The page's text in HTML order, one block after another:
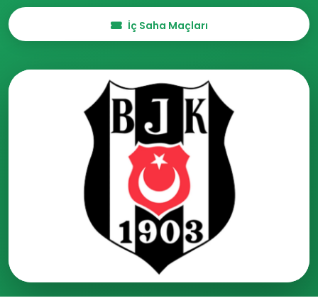
İç Saha Maçları